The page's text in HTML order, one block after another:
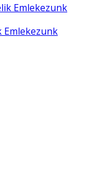
Emlekezunk